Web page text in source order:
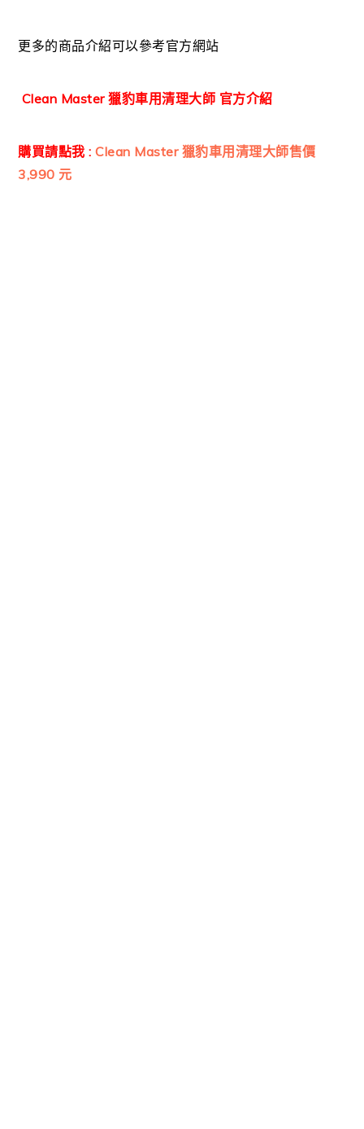
更多的商品介紹可以參考官方網站
Clean Master 獵豹車用清理大師 官方介紹
購買請點我 :Clean Master 獵豹車用清理大師售價
3,990 元